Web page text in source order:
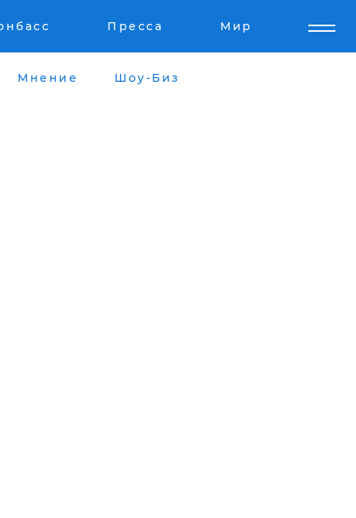
Пресса Мир
Мнение Шоу-Биз